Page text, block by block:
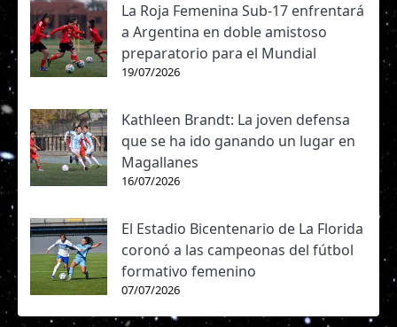
La Roja Femenina Sub-17 enfrentará
a Argentina en doble amistoso
preparatorio para el Mundial
19/07/2026
Kathleen Brandt: La joven defensa
que se ha ido ganando un lugar en
Magallanes
16/07/2026
El Estadio Bicentenario de La Florida
coronó a las campeonas del fútbol
formativo femenino
07/07/2026